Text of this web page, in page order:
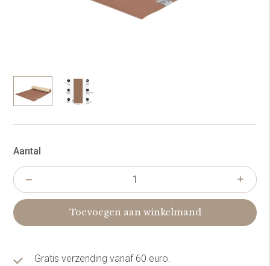
Aantal
Toevoegen aan winkelmand
Gratis verzending vanaf 60 euro.